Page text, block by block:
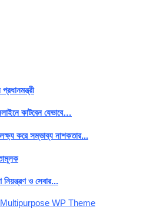
কাটবেন যেভাবে…
করে সম্ভাব্য নাশকতার...
নিয়ন্ত্রণ ও সেবার...